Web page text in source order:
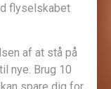
flyselskabet
af at stå på
nye. Brug 10